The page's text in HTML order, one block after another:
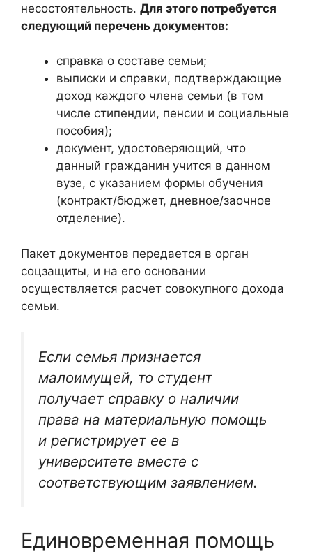
несостоятельность. Для этого потребуется
следующий перечень документов:
справка о составе семьи;
выписки и справки, подтверждающие
доход каждого члена семьи (в том
числе стипендии, пенсии и социальные
пособия);
документ, удостоверяющий, что
данный гражданин учится в данном
вузе, с указанием формы обучения
(контракт/бюджет, дневное/заочное
отделение).
Пакет документов передается в орган
соцзащиты, и на его основании
осуществляется расчет совокупного дохода
семьи.
Если семья признается
малоимущей, то студент
получает справку о наличии
права на материальную помощь
и регистрирует ее в
университете вместе с
соответствующим заявлением.
Единовременная помощь